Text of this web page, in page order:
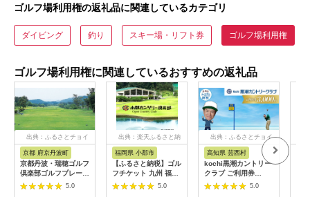
ゴルフ場利用権の返礼品に関連しているカテゴリ
ダイビング 釣り スキー場・リフト券 ゴルフ場利用権
ゴルフ場利用権に関連しているおすすめの返礼品
出典：ふるさとチョイ
京都 府京丹波町
京都丹波・瑞穂ゴルフ
倶楽部ゴルフプレー利
用券（6,000円分）
5.0
出典：楽天ふるさと納
福岡県 小郡市
【ふるさと納税】ゴル
フチケット 九州 福岡
小郡カンツリー倶楽部
ギフト券 9枚 9000円
5.0
出典：ふるさとチョイ
高知県 芸西村
kochi黒潮カントリー
クラブ ご利用券
3,000円
5.0